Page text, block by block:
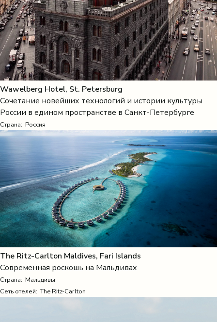
Wawelberg Hotel, St. Petersburg
Сочетание новейших технологий и истории культуры
России в едином пространстве в Санкт-Петербурге
Страна: Россия
The Ritz-Carlton Maldives, Fari Islands
Современная роскошь на Мальдивах
Страна: Мальдивы
Сеть отелей: The Ritz-Carlton